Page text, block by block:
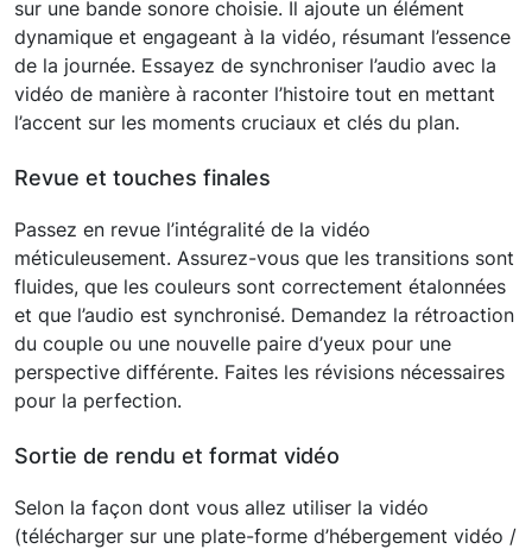
sur une bande sonore choisie. Il ajoute un élément
dynamique et engageant à la vidéo, résumant l’essence
de la journée. Essayez de synchroniser l’audio avec la
vidéo de manière à raconter l’histoire tout en mettant
l’accent sur les moments cruciaux et clés du plan.
Revue et touches finales
Passez en revue l’intégralité de la vidéo
méticuleusement. Assurez-vous que les transitions sont
fluides, que les couleurs sont correctement étalonnées
et que l’audio est synchronisé. Demandez la rétroaction
du couple ou une nouvelle paire d’yeux pour une
perspective différente. Faites les révisions nécessaires
pour la perfection.
Sortie de rendu et format vidéo
Selon la façon dont vous allez utiliser la vidéo
(télécharger sur une plate-forme d’hébergement vidéo /